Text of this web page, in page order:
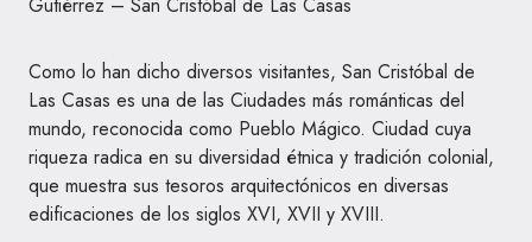
Como lo han dicho diversos visitantes, San Cristóbal de
Las Casas es una de las Ciudades más románticas del
mundo, reconocida como Pueblo Mágico. Ciudad cuya
riqueza radica en su diversidad étnica y tradición colonial,
que muestra sus tesoros arquitectónicos en diversas
edificaciones de los siglos XVI, XVII y XVIII.